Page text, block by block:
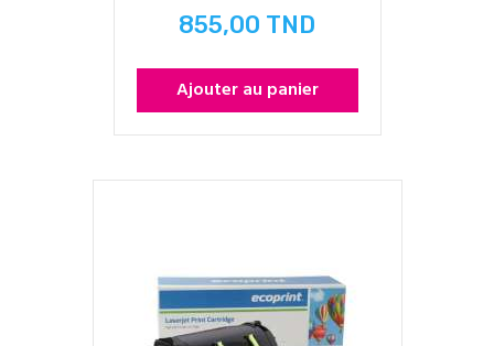
Prix
855,00 TND
Ajouter au panier